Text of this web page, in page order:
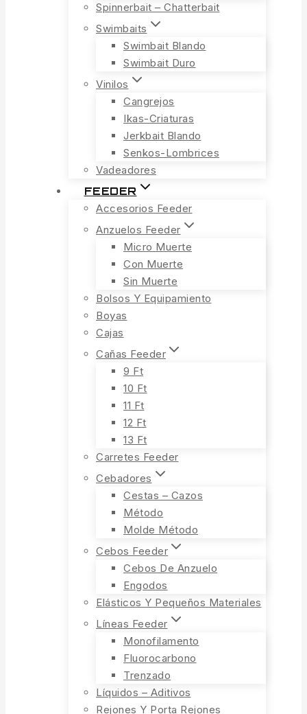
Spinnerbait – Chatterbait
Swimbaits
Swimbait Blando
Swimbait Duro
Vinilos
Cangrejos
Ikas-Criaturas
Jerkbait Blando
Senkos-Lombrices
Vadeadores
FEEDER
Accesorios Feeder
Anzuelos Feeder
Micro Muerte
Con Muerte
Sin Muerte
Bolsos Y Equipamiento
Boyas
Cajas
Cañas Feeder
9 Ft
10 Ft
11 Ft
12 Ft
13 Ft
Carretes Feeder
Cebadores
Cestas – Cazos
Método
Molde Método
Cebos Feeder
Cebos De Anzuelo
Engodos
Elásticos Y Pequeños Materiales
Líneas Feeder
Monofilamento
Fluorocarbono
Trenzado
Líquidos – Aditivos
Rejones Y Porta Rejones